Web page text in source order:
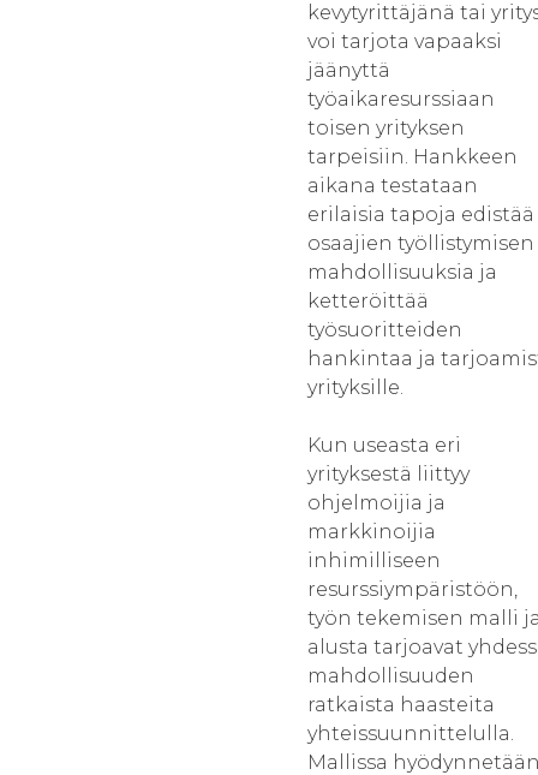
kevytyrittäjänä tai
voi tarjota vapaaksi
jäänyttä
työaikaresurssiaan
toisen yrityksen
tarpeisiin. Hankkeen
aikana testataan
erilaisia tapoja edistää
osaajien työllistymisen
mahdollisuuksia ja
ketteröittää
työsuoritteiden
hankintaa ja
yrityksille.
Kun useasta eri
yrityksestä liittyy
ohjelmoijia ja
markkinoijia
inhimilliseen
resurssiympäristöön,
työn tekemisen malli
alusta tarjoavat
mahdollisuuden
ratkaista haasteita
yhteissuunnittelulla.
Mallissa